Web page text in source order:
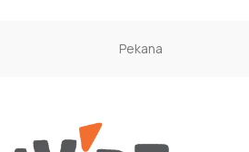
Pekana